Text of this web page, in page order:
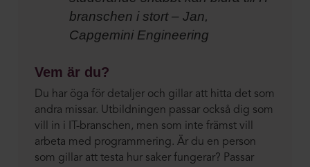
branschen i stort – Jan,
Capgemini Engineering
Vem är du?
Du har öga för detaljer och gillar att hitta det som
andra missar. Utbildningen passar också dig som
vill in i IT-branschen, men som inte främst vill
arbeta med programmering. Är du en person
som gillar att testa hur saker fungerar? Passar